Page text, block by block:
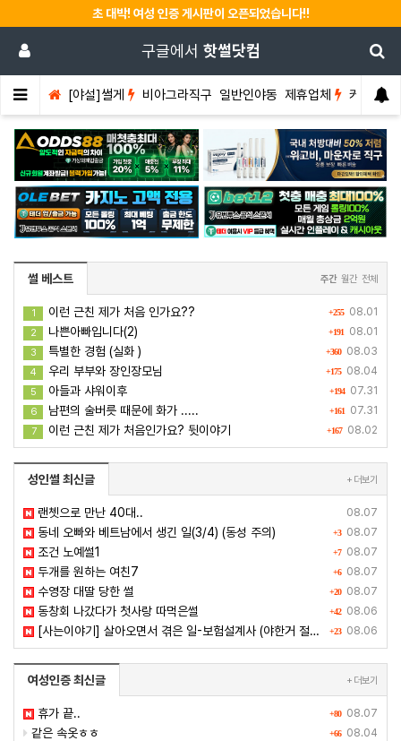
초 대박! 여성 인증 게시판이 오픈되었습니다!!
구글에서 핫썰닷컴
[야설]썰게 비아그라직구 일반인야동 제휴업체 커뮤니티
썰 베스트 주간 월간 전체
+255 08.01
1 이런 근친 제가 처음 인가요??
+191 08.01
2 나쁜아빠입니다(2)
+360 08.03
3 특별한 경험 (실화 )
+175 08.04
4 우리 부부와 장인장모님
+194 07.31
5 아들과 샤워이후
+161 07.31
6 남편의 술버릇 때문에 화가 .....
+167 08.02
7 이런 근친 제가 처음인가요? 뒷이야기
성인썰 최신글 + 더보기
08.07
랜쳇으로 만난 40대..
+3 08.07
동네 오빠와 베트남에서 생긴 일(3/4) (동성 주의)
+7 08.07
조건 노예썰1
+6 08.07
두개를 원하는 여친7
+20 08.07
수영장 대딸 당한 썰
+42 08.06
동창회 나갔다가 첫사랑 따먹은썰
+23 08.06
[사는이야기] 살아오면서 겪은 일-보험설계사 (야한거 절대 없음-쓸줄 모름)
여성인증 최신글 + 더보기
+80 08.07
휴가 끝..
+66 08.04
같은 속옷ㅎㅎ